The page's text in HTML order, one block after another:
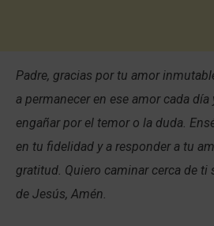
Padre, gracias por tu amor
a permanecer en ese amor cada día
engañar por el temor o la duda.
en tu fidelidad y a responder a tu
gratitud. Quiero caminar cerca de ti
de Jesús, Amén.